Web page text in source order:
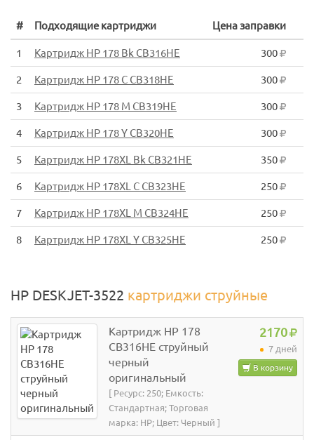
# Подходящие картриджи Цена заправки
1 Картридж HP 178 Bk CB316HE 300
2 Картридж HP 178 C CB318HE 300
3 Картридж HP 178 M CB319HE 300
4 Картридж HP 178 Y CB320HE 300
5 Картридж HP 178XL Bk CB321HE 350
6 Картридж HP 178XL C CB323HE 250
7 Картридж HP 178XL M CB324HE 250
8 Картридж HP 178XL Y CB325HE 250
HP DESKJET-3522 картриджи струйные
Картридж HP 178
CB316HE струйный
черный
оригинальный
[ Ресурс: 250; Емкость:
Стандартная; Торговая
марка: HP; Цвет: Черный ]
2170
7 дней
В корзину